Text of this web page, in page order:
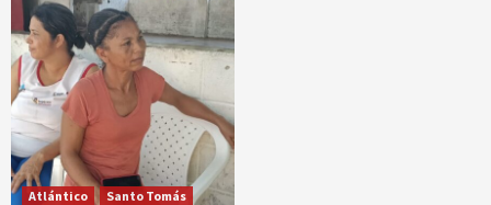
Atlántico Santo Tomás